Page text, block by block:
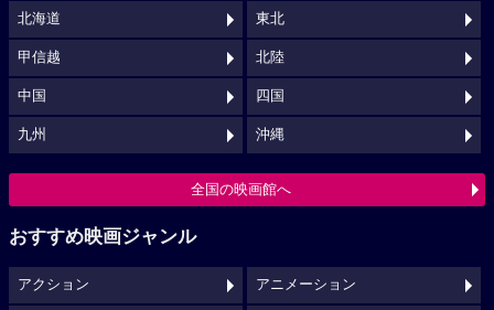
北海道 東北
甲信越 北陸
中国 四国
九州 沖縄
全国の映画館へ
おすすめ映画ジャンル
アクション アニメーション